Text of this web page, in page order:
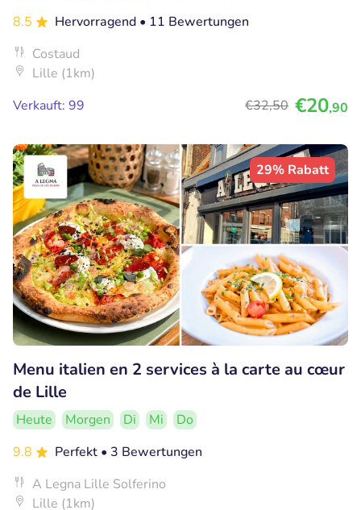
8.5
Hervorragend • 11 Bewertungen
Costaud
Lille (1km)
Verkauft: 99
€32,50 €20,90
29% Rabatt
Menu italien en 2 services à la carte au cœur
de Lille
Heute Morgen Di Mi
Do
9.8
Perfekt • 3 Bewertungen
A Legna Lille Solferino
Lille (1km)